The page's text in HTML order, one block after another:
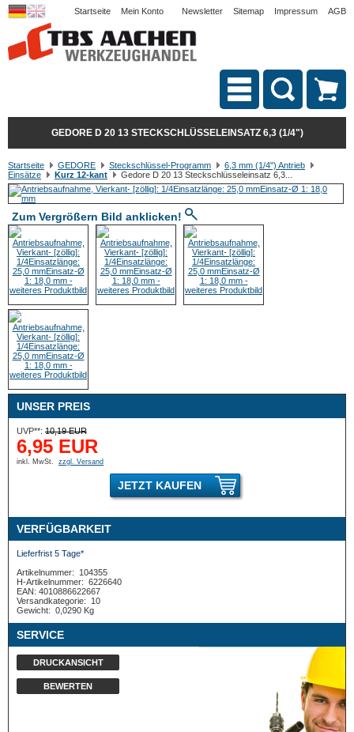
Startseite Mein Konto Newsletter Sitemap Impressum AGB
GEDORE D 20 13 STECKSCHLÜSSELEINSATZ 6,3 (1/4")
Startseite GEDORE Steckschlüssel-Programm
6,3 mm (1/4") Antrieb
Einsätze
Kurz 12-kant Gedore D 20 13 Steckschlüsseleinsatz 6,3...
Zum Vergrößern Bild anklicken!
UNSER PREIS
UVP**: 10,19 EUR
6,95 EUR
inkl. MwSt. zzgl. Versand
JETZT KAUFEN
VERFÜGBARKEIT
Lieferfrist 5 Tage*
Artikelnummer:
104355
H-Artikelnummer: 6226640
EAN: 4010886622667
Versandkategorie:
10
Gewicht: 0,0290 Kg
SERVICE
DRUCKANSICHT
BEWERTEN